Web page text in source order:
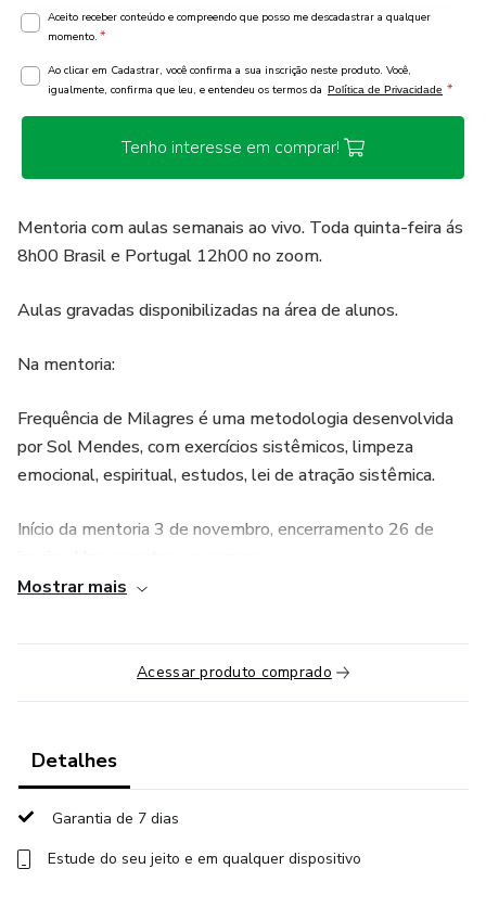
Aceito receber conteúdo e compreendo que posso me descadastrar a qualquer
momento. *
Ao clicar em Cadastrar, você confirma a sua inscrição neste produto. Você,
igualmente, confirma que leu, e entendeu os termos da Política de Privacidade *
Tenho interesse em comprar!
Mentoria com aulas semanais ao vivo. Toda quinta-feira ás
8h00 Brasil e Portugal 12h00 no zoom.
Aulas gravadas disponibilizadas na área de alunos.
Na mentoria:
Frequência de Milagres é uma metodologia desenvolvida
por Sol Mendes, com exercícios sistêmicos, limpeza
emocional, espiritual, estudos, lei de atração sistêmica.
Início da mentoria 3 de novembro, encerramento 26 de
Suporte de 1 mês, com encontros ao vivo uma vez por
Bônus 2:
Milagres.
Mostrar mais
Acessar produto comprado
Detalhes
Garantia de 7 dias
Estude do seu jeito e em qualquer dispositivo